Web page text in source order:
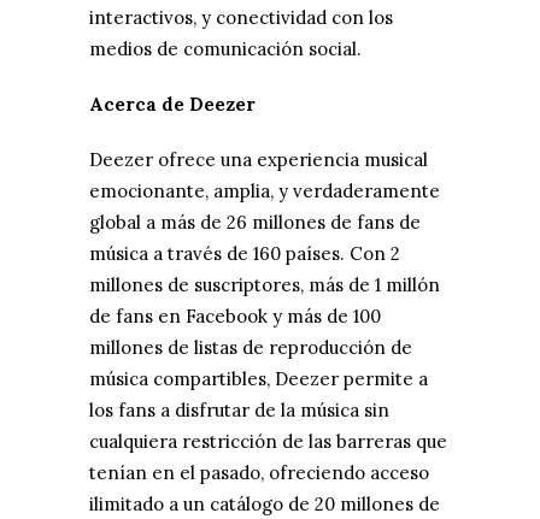
interactivos, y conectividad con los
medios de comunicación social.
Acerca de Deezer
Deezer ofrece una experiencia musical
emocionante, amplia, y verdaderamente
global a más de 26 millones de fans de
música a través de 160 países. Con 2
millones de suscriptores, más de 1 millón
de fans en Facebook y más de 100
millones de listas de reproducción de
música compartibles, Deezer permite a
los fans a disfrutar de la música sin
cualquiera restricción de las barreras que
tenían en el pasado, ofreciendo acceso
ilimitado a un catálogo de 20 millones de